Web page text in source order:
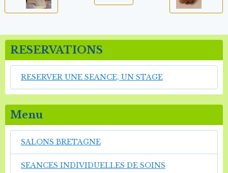
RESERVATIONS
RESERVER UNE SEANCE, UN STAGE
Menu
SALONS BRETAGNE
SEANCES INDIVIDUELLES DE SOINS